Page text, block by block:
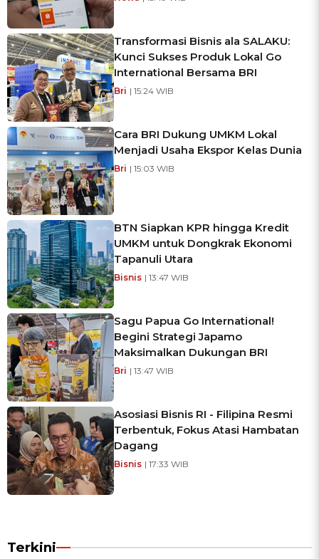
Transformasi Bisnis ala SALAKU:
Kunci Sukses Produk Lokal Go
International Bersama BRI
Bri | 15:24 WIB
Cara BRI Dukung UMKM Lokal
Menjadi Usaha Ekspor Kelas Dunia
Bri | 15:03 WIB
BTN Siapkan KPR hingga Kredit
UMKM untuk Dongkrak Ekonomi
Tapanuli Utara
Bisnis | 13:47 WIB
Sagu Papua Go International!
Begini Strategi Japamo
Maksimalkan Dukungan BRI
Bri | 13:47 WIB
Asosiasi Bisnis RI - Filipina Resmi
Terbentuk, Fokus Atasi Hambatan
Dagang
Bisnis | 17:33 WIB
Terkini